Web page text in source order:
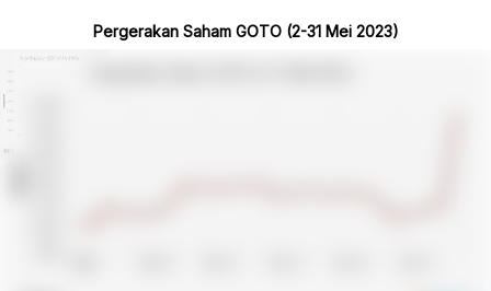
Pergerakan Saham GOTO (2-31 Mei 2023)